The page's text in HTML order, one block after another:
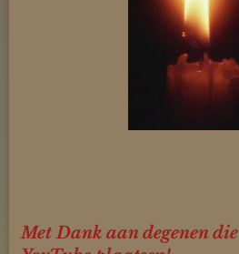
Met Dank aan degenen